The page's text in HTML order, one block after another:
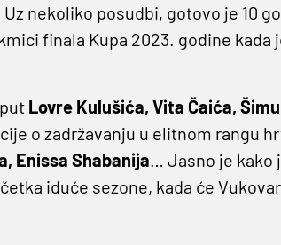
. Uz nekoliko posudbi, gotovo je 10
finala Kupa 2023. godine kada
Lovre Kulušića, Vita Čaića,
o zadržavanju u elitnom rangu
Enissa Shabanija … Jasno je kako
iduće sezone, kada će